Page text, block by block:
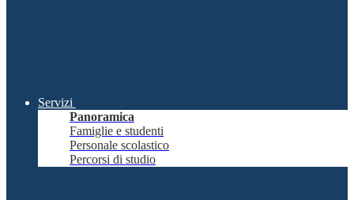
Servizi
Panoramica
Famiglie e studenti
Personale scolastico
Percorsi di studio